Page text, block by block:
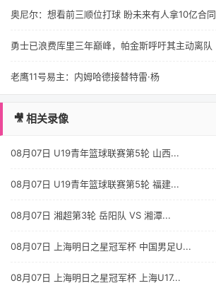
奥尼尔：想看前三顺位打球 盼未来有人拿10亿合同
勇士已浪费库里三年巅峰，帕金斯呼吁其主动离队
老鹰11号易主：内姆哈德接替特雷·杨
🎥 相关录像
08月07日 U19青年篮球联赛第5轮 山西...
08月07日 U19青年篮球联赛第5轮 福建...
08月07日 湘超第3轮 岳阳队 VS 湘潭...
08月07日 上海明日之星冠军杯 中国男足U...
08月07日 上海明日之星冠军杯 上海U17...